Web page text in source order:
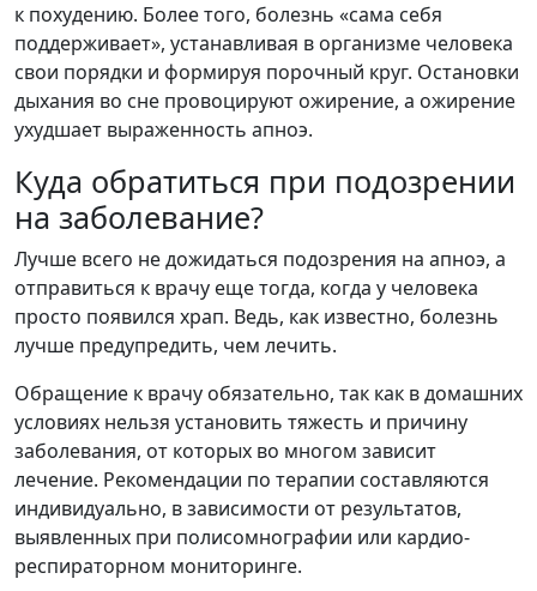
к похудению. Более того, болезнь «сама себя
поддерживает», устанавливая в организме человека
свои порядки и формируя порочный круг. Остановки
дыхания во сне провоцируют ожирение, а ожирение
ухудшает выраженность апноэ.
Куда обратиться при подозрении
на заболевание?
Лучше всего не дожидаться подозрения на апноэ, а
отправиться к врачу еще тогда, когда у человека
просто появился храп. Ведь, как известно, болезнь
лучше предупредить, чем лечить.
Обращение к врачу обязательно, так как в домашних
условиях нельзя установить тяжесть и причину
заболевания, от которых во многом зависит
лечение. Рекомендации по терапии составляются
индивидуально, в зависимости от результатов,
выявленных при полисомнографии или кардио-
респираторном мониторинге.